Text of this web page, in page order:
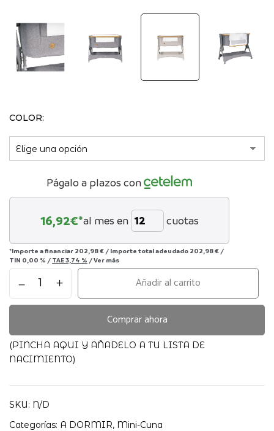
COLOR
Págalo a plazos con
16,92€*al mes en cuotas
*Importe a financiar 202,98 € / Importe total adeudado 202,98 € /
TIN 0,00 % / TAE3,74 % /Ver más
colecho
Stella
cantidad
Añadir al carrito
Comprar ahora
(PINCHA AQUI Y AÑADELO A TU LISTA DE
NACIMIENTO)
SKU: N/D
Categorías: A DORMIR, Mini-Cuna